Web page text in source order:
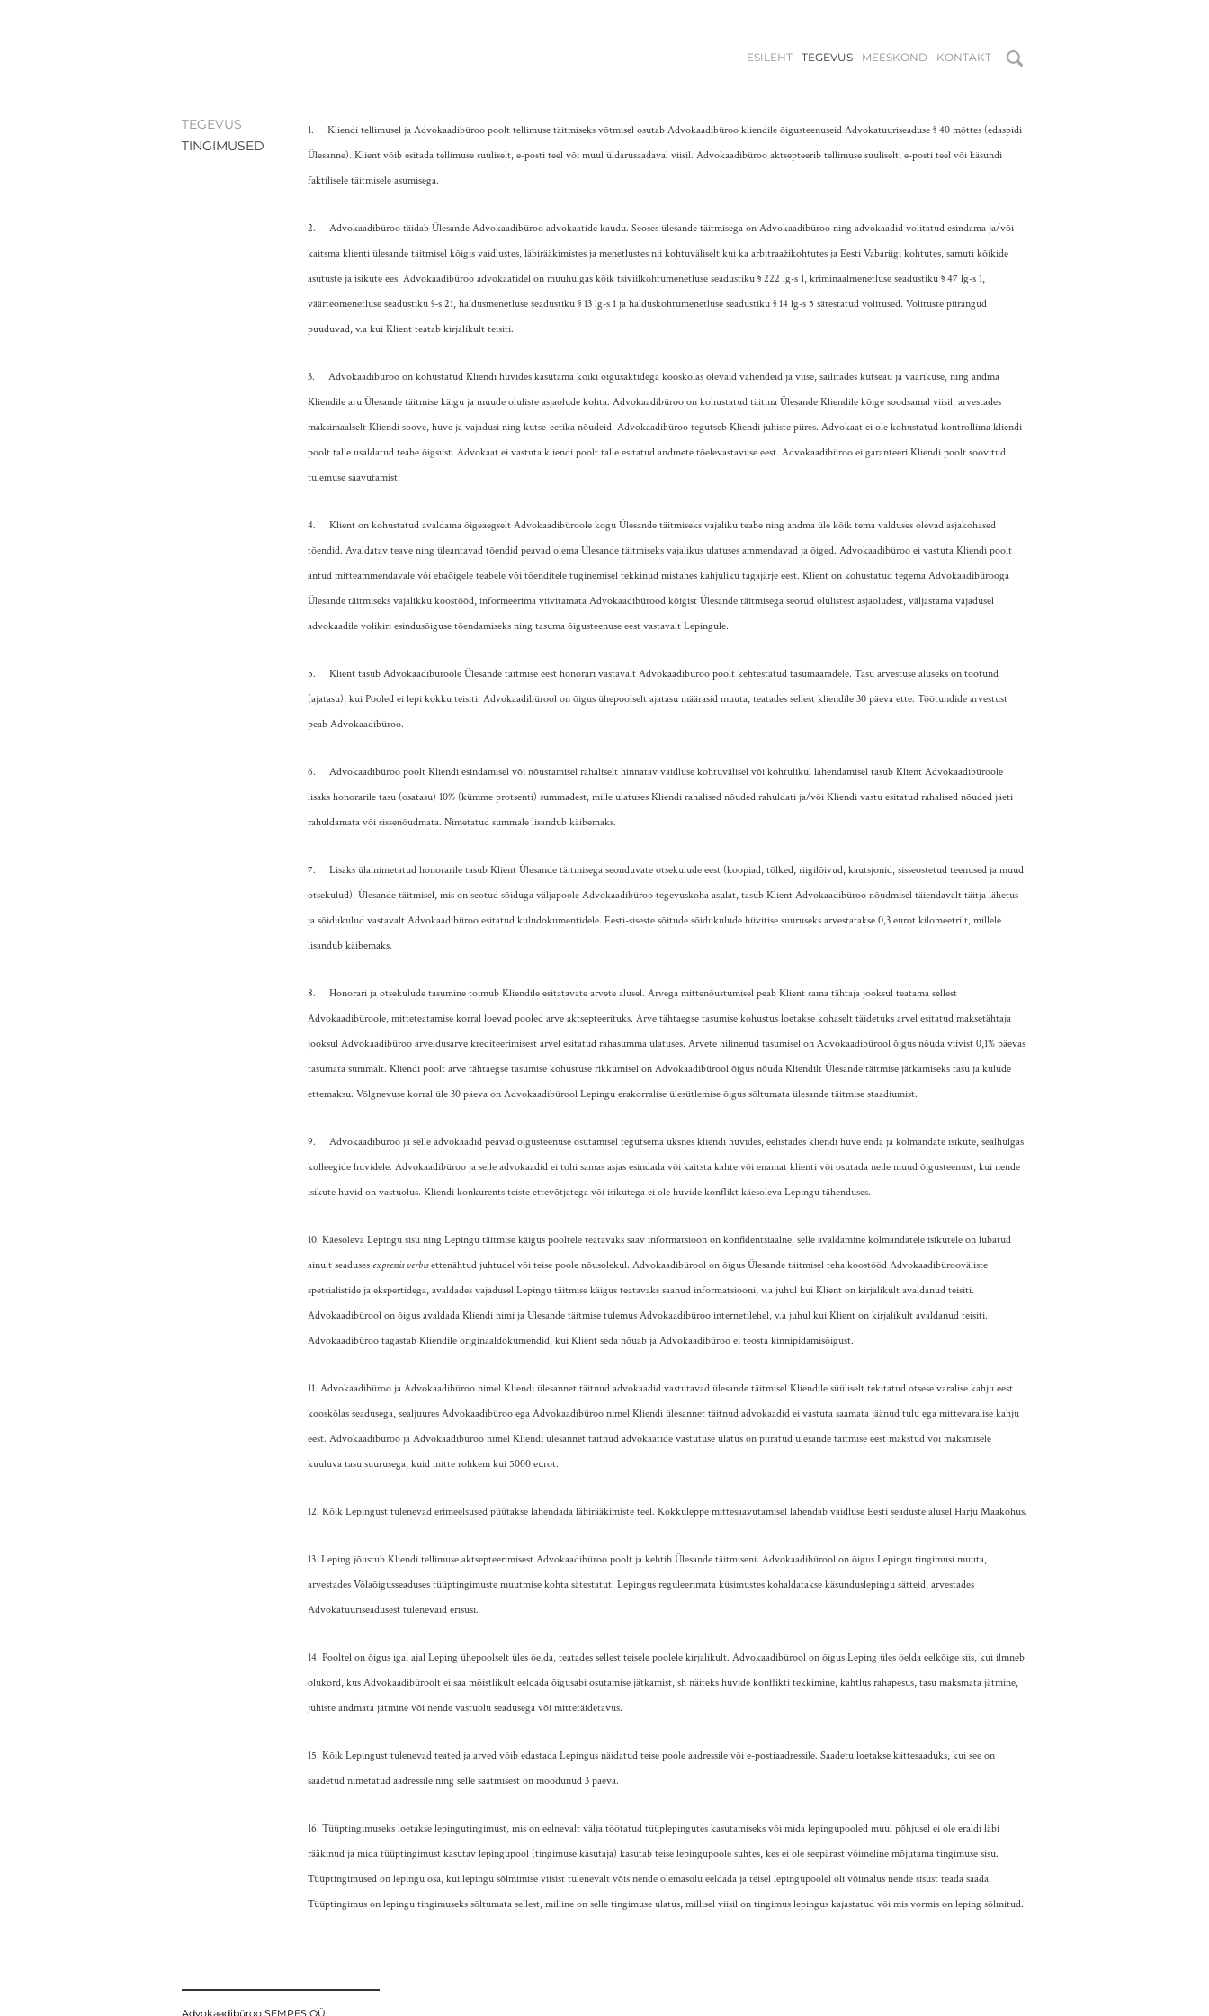
ESILEHT TEGEVUS MEESKOND KONTAKT
TEGEVUS
TINGIMUSED
1. Kliendi tellimusel ja Advokaadibüroo poolt tellimuse täitmiseks võtmisel osutab Advokaadibüroo kliendile õigusteenuseid Advokatuuriseaduse § 40 mõttes (edaspidi
Ülesanne). Klient võib esitada tellimuse suuliselt, e-posti teel või muul üldarusaadaval viisil. Advokaadibüroo aktsepteerib tellimuse suuliselt, e-posti teel või käsundi
faktilisele täitmisele asumisega.
2. Advokaadibüroo täidab Ülesande Advokaadibüroo advokaatide kaudu. Seoses ülesande täitmisega on Advokaadibüroo ning advokaadid volitatud esindama ja/või
kaitsma klienti ülesande täitmisel kõigis vaidlustes, läbirääkimistes ja menetlustes nii kohtuväliselt kui ka arbitraažikohtutes ja Eesti Vabariigi kohtutes, samuti kõikide
asutuste ja isikute ees. Advokaadibüroo advokaatidel on muuhulgas kõik tsiviilkohtumenetluse seadustiku § 222 lg-s 1, kriminaalmenetluse seadustiku § 47 lg-s 1,
väärteomenetluse seadustiku §-s 21, haldusmenetluse seadustiku § 13 lg-s 1 ja halduskohtumenetluse seadustiku § 14 lg-s 5 sätestatud volitused. Volituste piirangud
puuduvad, v.a kui Klient teatab kirjalikult teisiti.
3. Advokaadibüroo on kohustatud Kliendi huvides kasutama kõiki õigusaktidega kooskõlas olevaid vahendeid ja viise, säilitades kutseau ja väärikuse, ning andma
Kliendile aru Ülesande täitmise käigu ja muude oluliste asjaolude kohta. Advokaadibüroo on kohustatud täitma Ülesande Kliendile kõige soodsamal viisil, arvestades
maksimaalselt Kliendi soove, huve ja vajadusi ning kutse-eetika nõudeid. Advokaadibüroo tegutseb Kliendi juhiste piires. Advokaat ei ole kohustatud kontrollima kliendi
poolt talle usaldatud teabe õigsust. Advokaat ei vastuta kliendi poolt talle esitatud andmete tõelevastavuse eest. Advokaadibüroo ei garanteeri Kliendi poolt soovitud
tulemuse saavutamist.
4. Klient on kohustatud avaldama õigeaegselt Advokaadibüroole kogu Ülesande täitmiseks vajaliku teabe ning andma üle kõik tema valduses olevad asjakohased
tõendid. Avaldatav teave ning üleantavad tõendid peavad olema Ülesande täitmiseks vajalikus ulatuses ammendavad ja õiged. Advokaadibüroo ei vastuta Kliendi poolt
antud mitteammendavale või ebaõigele teabele või tõenditele tuginemisel tekkinud mistahes kahjuliku tagajärje eest. Klient on kohustatud tegema Advokaadibürooga
Ülesande täitmiseks vajalikku koostööd, informeerima viivitamata Advokaadibürood kõigist Ülesande täitmisega seotud olulistest asjaoludest, väljastama vajadusel
advokaadile volikiri esindusõiguse tõendamiseks ning tasuma õigusteenuse eest vastavalt Lepingule.
5. Klient tasub Advokaadibüroole Ülesande täitmise eest honorari vastavalt Advokaadibüroo poolt kehtestatud tasumääradele. Tasu arvestuse aluseks on töötund
(ajatasu), kui Pooled ei lepi kokku teisiti. Advokaadibürool on õigus ühepoolselt ajatasu määrasid muuta, teatades sellest kliendile 30 päeva ette. Töötundide arvestust
peab Advokaadibüroo.
6. Advokaadibüroo poolt Kliendi esindamisel või nõustamisel rahaliselt hinnatav vaidluse kohtuvälisel või kohtulikul lahendamisel tasub Klient Advokaadibüroole
lisaks honorarile tasu (osatasu) 10% (kümme protsenti) summadest, mille ulatuses Kliendi rahalised nõuded rahuldati ja/või Kliendi vastu esitatud rahalised nõuded jäeti
rahuldamata või sissenõudmata. Nimetatud summale lisandub käibemaks.
7. Lisaks ülalnimetatud honorarile tasub Klient Ülesande täitmisega seonduvate otsekulude eest (koopiad, tõlked, riigilõivud, kautsjonid, sisseostetud teenused ja muud
otsekulud). Ülesande täitmisel, mis on seotud sõiduga väljapoole Advokaadibüroo tegevuskoha asulat, tasub Klient Advokaadibüroo nõudmisel täiendavalt täitja lähetus-
ja sõidukulud vastavalt Advokaadibüroo esitatud kuludokumentidele. Eesti-siseste sõitude sõidukulude hüvitise suuruseks arvestatakse 0,3 eurot kilomeetrilt, millele
lisandub käibemaks.
8. Honorari ja otsekulude tasumine toimub Kliendile esitatavate arvete alusel. Arvega mittenõustumisel peab Klient sama tähtaja jooksul teatama sellest
Advokaadibüroole, mitteteatamise korral loevad pooled arve aktsepteerituks. Arve tähtaegse tasumise kohustus loetakse kohaselt täidetuks arvel esitatud maksetähtaja
jooksul Advokaadibüroo arveldusarve krediteerimisest arvel esitatud rahasumma ulatuses. Arvete hilinenud tasumisel on Advokaadibürool õigus nõuda viivist 0,1% päevas
tasumata summalt. Kliendi poolt arve tähtaegse tasumise kohustuse rikkumisel on Advokaadibürool õigus nõuda Kliendilt Ülesande täitmise jätkamiseks tasu ja kulude
ettemaksu. Võlgnevuse korral üle 30 päeva on Advokaadibürool Lepingu erakorralise ülesütlemise õigus sõltumata ülesande täitmise staadiumist.
9. Advokaadibüroo ja selle advokaadid peavad õigusteenuse osutamisel tegutsema üksnes kliendi huvides, eelistades kliendi huve enda ja kolmandate isikute, sealhulgas
kolleegide huvidele. Advokaadibüroo ja selle advokaadid ei tohi samas asjas esindada või kaitsta kahte või enamat klienti või osutada neile muud õigusteenust, kui nende
isikute huvid on vastuolus. Kliendi konkurents teiste ettevõtjatega või isikutega ei ole huvide konflikt käesoleva Lepingu tähenduses.
10. Käesoleva Lepingu sisu ning Lepingu täitmise käigus pooltele teatavaks saav informatsioon on konfidentsiaalne, selle avaldamine kolmandatele isikutele on lubatud
ainult seaduses expressis verbisettenähtud juhtudel või teise poole nõusolekul. Advokaadibürool on õigus Ülesande täitmisel teha koostööd Advokaadibürooväliste
spetsialistide ja ekspertidega, avaldades vajadusel Lepingu täitmise käigus teatavaks saanud informatsiooni, v.a juhul kui Klient on kirjalikult avaldanud teisiti.
Advokaadibürool on õigus avaldada Kliendi nimi ja Ülesande täitmise tulemus Advokaadibüroo internetilehel, v.a juhul kui Klient on kirjalikult avaldanud teisiti.
Advokaadibüroo tagastab Kliendile originaaldokumendid, kui Klient seda nõuab ja Advokaadibüroo ei teosta kinnipidamisõigust.
11. Advokaadibüroo ja Advokaadibüroo nimel Kliendi ülesannet täitnud advokaadid vastutavad ülesande täitmisel Kliendile süüliselt tekitatud otsese varalise kahju eest
kooskõlas seadusega, sealjuures Advokaadibüroo ega Advokaadibüroo nimel Kliendi ülesannet täitnud advokaadid ei vastuta saamata jäänud tulu ega mittevaralise kahju
eest. Advokaadibüroo ja Advokaadibüroo nimel Kliendi ülesannet täitnud advokaatide vastutuse ulatus on piiratud ülesande täitmise eest makstud või maksmisele
kuuluva tasu suurusega, kuid mitte rohkem kui 5000 eurot.
12. Kõik Lepingust tulenevad erimeelsused püütakse lahendada läbirääkimiste teel. Kokkuleppe mittesaavutamisel lahendab vaidluse Eesti seaduste alusel Harju Maakohus.
13. Leping jõustub Kliendi tellimuse aktsepteerimisest Advokaadibüroo poolt ja kehtib Ülesande täitmiseni. Advokaadibürool on õigus Lepingu tingimusi muuta,
arvestades Võlaõigusseaduses tüüptingimuste muutmise kohta sätestatut. Lepingus reguleerimata küsimustes kohaldatakse käsunduslepingu sätteid, arvestades
Advokatuuriseadusest tulenevaid erisusi.
14. Pooltel on õigus igal ajal Leping ühepoolselt üles öelda, teatades sellest teisele poolele kirjalikult. Advokaadibürool on õigus Leping üles öelda eelkõige siis, kui ilmneb
olukord, kus Advokaadibüroolt ei saa mõistlikult eeldada õigusabi osutamise jätkamist, sh näiteks huvide konflikti tekkimine, kahtlus rahapesus, tasu maksmata jätmine,
juhiste andmata jätmine või nende vastuolu seadusega või mittetäidetavus.
15. Kõik Lepingust tulenevad teated ja arved võib edastada Lepingus näidatud teise poole aadressile või e-postiaadressile. Saadetu loetakse kättesaaduks, kui see on
saadetud nimetatud aadressile ning selle saatmisest on möödunud 3 päeva.
16. Tüüptingimuseks loetakse lepingutingimust, mis on eelnevalt välja töötatud tüüplepingutes kasutamiseks või mida lepingupooled muul põhjusel ei ole eraldi läbi
rääkinud ja mida tüüptingimust kasutav lepingupool (tingimuse kasutaja) kasutab teise lepingupoole suhtes, kes ei ole seepärast võimeline mõjutama tingimuse sisu.
Tüüptingimused on lepingu osa, kui lepingu sõlmimise viisist tulenevalt võis nende olemasolu eeldada ja teisel lepingupoolel oli võimalus nende sisust teada saada.
Tüüptingimus on lepingu tingimuseks sõltumata sellest, milline on selle tingimuse ulatus, millisel viisil on tingimus lepingus kajastatud või mis vormis on leping sõlmitud.
Advokaadibüroo SEMPES OÜ